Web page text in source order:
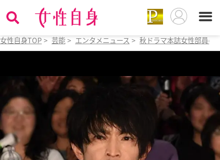
女性自身TOP > 芸能 > エンタメニュース > 秋ドラマ本誌女性部員の